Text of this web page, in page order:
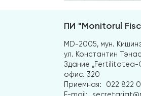
ПИ "Monitorul
MD-2005, мун.
ул. Константин
Здание „Fertilitatea-
офис. 320
Приемная:
022 822